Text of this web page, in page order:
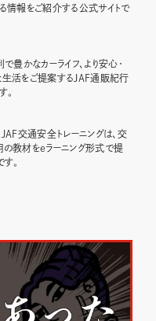
情報をご紹介する公式サイトで
で豊かなカーライフ、より安心・
活をご提案するJAF通販紀行
。
とJAF交通安全トレーニングは、交
教材をeラーニング形式で提
。